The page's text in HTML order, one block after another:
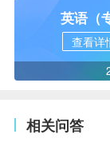
英语（
查看详
相关问答